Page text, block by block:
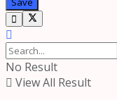
No Result
View All Result